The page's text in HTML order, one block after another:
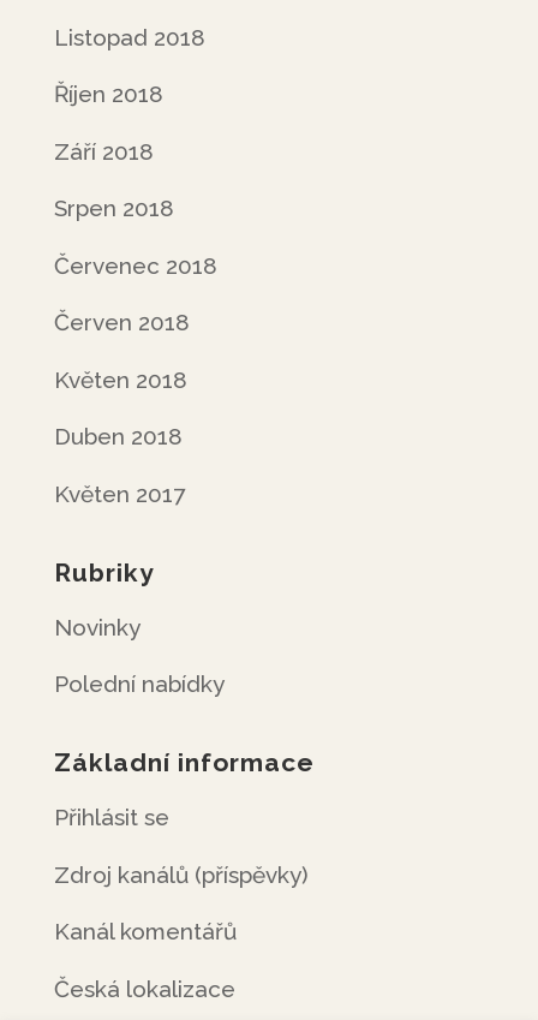
Listopad 2018
Říjen 2018
Září 2018
Srpen 2018
Červenec 2018
Červen 2018
Květen 2018
Duben 2018
Květen 2017
Rubriky
Novinky
Polední nabídky
Základní informace
Přihlásit se
Zdroj kanálů (příspěvky)
Kanál komentářů
Česká lokalizace